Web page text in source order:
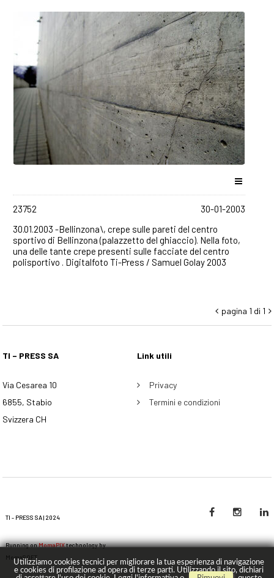
23752
30-01-2003
30.01.2003 -Bellinzona\, crepe sulle pareti del centro
sportivo di Bellinzona (palazzetto del ghiaccio). Nella foto,
una delle tante crepe presenti sulle facciate del centro
polisportivo . Digitalfoto Ti-Press / Samuel Golay 2003
 pagina 1 di 1 
TI – PRESS SA
Via Cesarea 10
6855, Stabio
Svizzera CH
Link utili
Privacy
Termini e condizioni
TI - PRESS SA | 2024
Running onMomaPIXtechnology by
MomaSOFT
Utilizziamo cookies tecnici per migliorare la tua esperienza di navigazione
e cookies di profilazione ad opera di terze parti. Utilizzando il sito, dichiari